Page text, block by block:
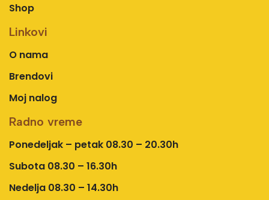
Shop
Linkovi
O nama
Brendovi
Moj nalog
Radno vreme
Ponedeljak – petak 08.30 – 20.30h
Subota 08.30 – 16.30h
Nedelja 08.30 – 14.30h